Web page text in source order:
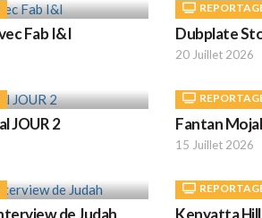
Fab I&I Dubplate
20 Juillet 2026
JOUR 2 Fantan
15 Juillet 2026
de Judah Kenyatta